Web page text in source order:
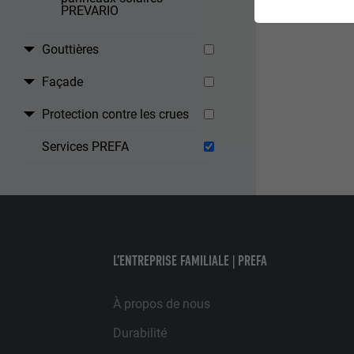
PREVARIO
Gouttières
Façade
Protection contre les crues
Services PREFA
L’ENTREPRISE FAMILIALE | PREFA
À propos de nous
Durabilité
UTILITÉ
annonceurs